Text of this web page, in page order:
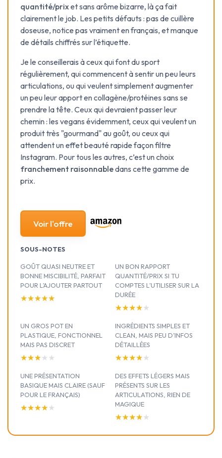
quantité/prixet sans arôme bizarre, là ça fait
clairement le job. Les petits défauts : pas de cuillère
doseuse, notice pas vraiment en français, et manque
de détails chiffrés sur l’étiquette.
Je le conseillerais à ceux qui font du sport
régulièrement, qui commencent à sentir un peu leurs
articulations, ou qui veulent simplement augmenter
un peu leur apport en collagène/protéines sans se
prendre la tête. Ceux qui devraient passer leur
chemin : les vegans évidemment, ceux qui veulent un
produit très "gourmand" au goût, ou ceux qui
attendent un effet beauté rapide façon filtre
Instagram. Pour tous les autres, c’est un choix
franchement raisonnabledans cette gamme de
prix.
Voir l'offre
SOUS-NOTES
GOÛT QUASI NEUTRE ET
BONNE MISCIBILITÉ, PARFAIT
POUR L’AJOUTER PARTOUT
★★★★★
★★★★★
UN BON RAPPORT
QUANTITÉ/PRIX SI TU
COMPTES L’UTILISER SUR LA
DURÉE
★★★★★
★★★★★
UN GROS POT EN
PLASTIQUE, FONCTIONNEL
MAIS PAS DISCRET
★★★★★
★★★★★
INGRÉDIENTS SIMPLES ET
CLEAN, MAIS PEU D’INFOS
DÉTAILLÉES
★★★★★
★★★★★
UNE PRÉSENTATION
BASIQUE MAIS CLAIRE (SAUF
POUR LE FRANÇAIS)
★★★★★
★★★★★
DES EFFETS LÉGERS MAIS
PRÉSENTS SUR LES
ARTICULATIONS, RIEN DE
MAGIQUE
★★★★★
★★★★★